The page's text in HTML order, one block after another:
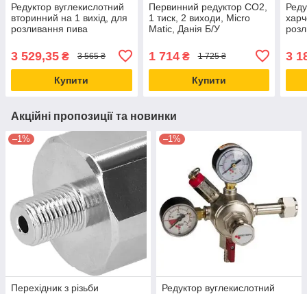
Редуктор вуглекислотний
вторинний на 1 вихід, для
розливання пива
редуктор
3 529,35 ₴ 3 565 ₴
Купити
Первинний редуктор СО2,
1 тиск, 2 виходи, Micro
Matic, Данія Б/У
1 714₴ 1 725 ₴
Купити
3
Акційні пропозиції та новинки
–1%
Перехідник з різьби
–1%
Редуктор вуглекислотний